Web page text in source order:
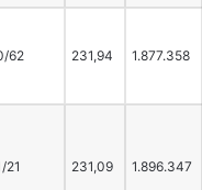
62 231,94 1.877.358
21 231,09 1.896.347